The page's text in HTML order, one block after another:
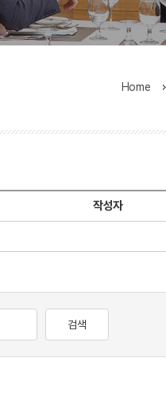
Home
작성자
검색